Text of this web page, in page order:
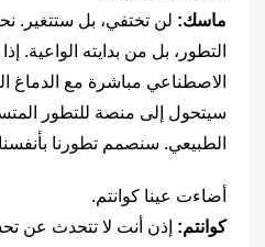
ماسك: لن تختفي، بل ستتغير.
التطور، بل من بدايته الواعية.
الاصطناعي مباشرة مع الدماغ
سيتحول إلى منصة للتطور
الطبيعي. سنصمم تطورنا
أضاءت عينا كوانتم.
كوانتم: إذن أنت لا تتحدث عن